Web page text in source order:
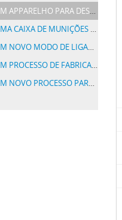
OU PROVOCADA DE UM LIQUIDO DESINFECTANTE DE UMA CAIXA DE LAVAGEM DE LATRINAS OU SEMELHANTES
PARA PROJECTIS DE COMPRIMENTOS VARIAVEIS
PARA A PRODUCÇÃO DE OSCILLAÇÕES ELECTRICAS COM TUBOS DE VACUO
DE BOQUILHAS PARA CHARUTOS, CIGARROS E SEMELHANTES
DE MATERIAS CORANTES AMARELLAS E CASTANHAS PARA TINGIR ALGODÃO E PARA TINGIR LÂ